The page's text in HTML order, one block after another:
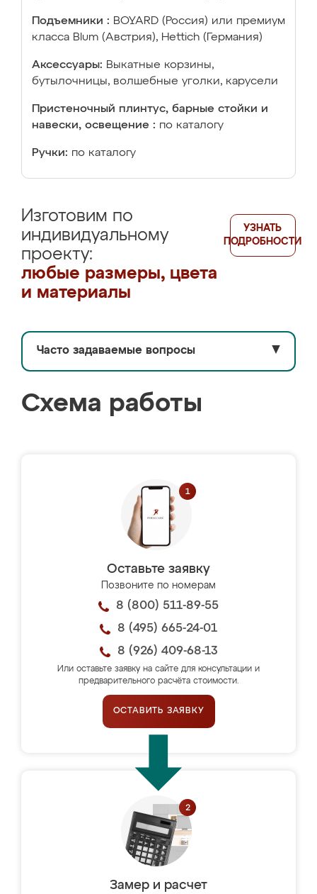
Подъемники : BOYARD (Россия) или премиум
класса Blum (Австрия), Hettich (Германия)
Аксессуары: Выкатные корзины,
бутылочницы, волшебные уголки, карусели
Пристеночный плинтус, барные стойки и
навески, освещение : по каталогу
Ручки: по каталогу
Изготовим по
индивидуальному
проекту:
любые размеры, цвета
и материалы
УЗНАТЬ
ПОДРОБНОСТИ
Часто задаваемые вопросы ▼
Схема работы
Оставьте заявку
Позвоните по номерам
8 (800) 511-89-55
8 (495) 665-24-01
8 (926) 409-68-13
Или оставьте заявку на сайте для консультации и
предварительного расчёта стоимости.
ОСТАВИТЬ ЗАЯВКУ
Замер и расчет